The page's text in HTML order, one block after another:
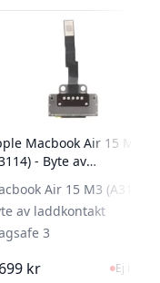
Macbook Air 15 M3
- Byte av
Air 15 M3 (A3114) -
av laddkontakt
3
kr Ej i
Ej i lager